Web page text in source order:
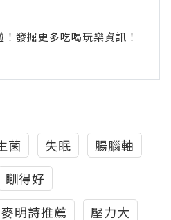
發掘更多吃喝玩樂資訊！
菌 失眠
腸腦軸
瞓得好
麥明詩推薦 壓力大